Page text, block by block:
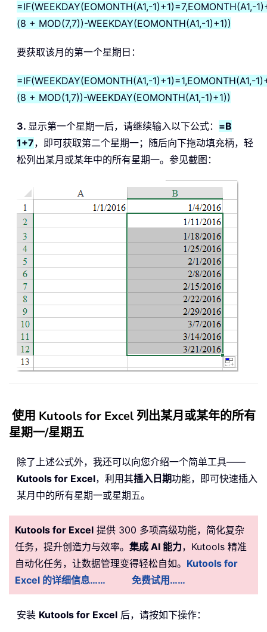
=IF(WEEKDAY(EOMONTH(A1,-1)+1)=7,EOMONTH(A1,-
(8 + MOD(7,7))-WEEKDAY(EOMONTH(A1,-1)+1))
要获取该月的第一个星期日：
=IF(WEEKDAY(EOMONTH(A1,-1)+1)=1,EOMONTH(A1,-
(8 + MOD(1,7))-WEEKDAY(EOMONTH(A1,-1)+1))
3. 显示第一个星期一后，请继续输入以下公式： =B
1+7，即可获取第二个星期一；随后向下拖动填充柄，轻
松列出某月或某年中的所有星期一。参见截图：
使用 Kutools for Excel 列出某月或某年的所有
星期一/星期五
除了上述公式外，我还可以向您介绍一个简单工具——
Kutools for Excel，利用其插入日期功能，即可快速插入
某月中的所有星期一或星期五。
Kutools for Excel 提供 300 多项高级功能，简化复杂
任务，提升创造力与效率。 集成 AI 能力，Kutools 精准
自动化任务，让数据管理变得轻松自如。 Kutools for
Excel 的详细信息……
免费试用……
安装 Kutools for Excel 后，请按如下操作：